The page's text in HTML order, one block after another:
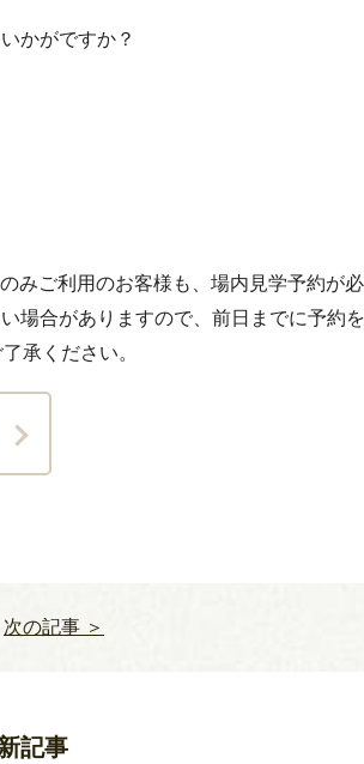
かがですか？
みご利用のお客様も、場内見学予約が
場合がありますので、前日までに予約
承ください。
次の記事 ＞
記事